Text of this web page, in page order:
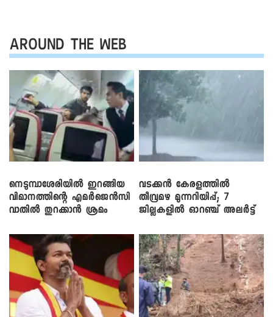
AROUND THE WEB
നെടുമ്പാശേരിയിൽ ഇറങ്ങിയ
വിമാനത്തിന്റെ എമർജെൻസി
വാതിൽ തുറക്കാൻ ശ്രമം
വടക്കൻ കേരളത്തിൽ
തീവ്രമഴ മുന്നറിയിപ്പ്; 7
ജില്ലകളിൽ ഓറഞ്ച് അലർട്ട്